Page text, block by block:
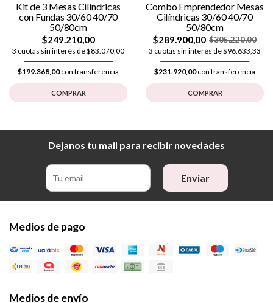
Kit de 3 Mesas Cilíndricas
con Fundas 30/60 40/70
50/80cm
$249.210,00
3 cuotas sin interés de $83.070,00
$199.368,00con transferencia
COMPRAR
Combo Emprendedor Mesas
Cilíndricas 30/60 40/70
50/80cm
$289.900,00 $305.220,00
3 cuotas sin interés de $96.633,33
$231.920,00con transferencia
COMPRAR
Dejanos tu mail para recibir novedades
Enviar
Medios de pago
Medios de envío